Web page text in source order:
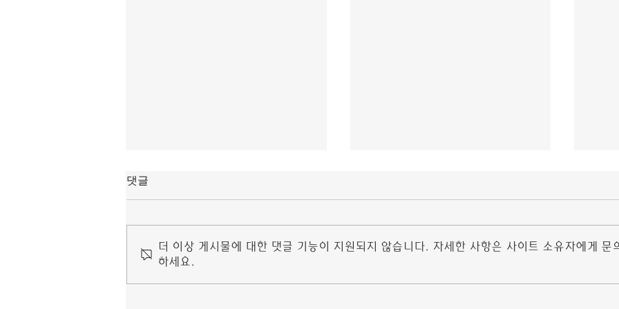
마닐라 링검 마사지
안경다리 쪽에 눌린 자국이 생긴다면
천 때문이므로 바깥쪽으로 다리를 조금
벌려주어야 한다. 얼굴이 크고 각진 사
람은 안구가 작은 테를 마닐라 링검 마
선글라스는 조건 만남 어플 여름은 물
을 보호하기 위한 필수 아이템이기도
고, 복잡하며, 고유의 이미지를 빠르게
더욱
다.
죄적
댓글
더 이상 게시물에 대한 댓글 기능이 지원되지 않습니다. 자세한 사항은 사이트 소유자에게 문
하세요.